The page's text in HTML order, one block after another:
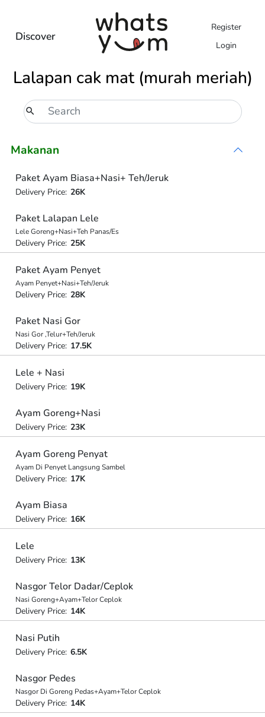
Discover
Register
Login
Lalapan cak mat (murah meriah)
Makanan
Paket Ayam Biasa+Nasi+ Teh/Jeruk
Delivery Price: 26K
Paket Lalapan Lele
Lele Goreng+Nasi+Teh Panas/Es
Delivery Price: 25K
Paket Ayam Penyet
Ayam Penyet+Nasi+Teh/Jeruk
Delivery Price: 28K
Paket Nasi Gor
Nasi Gor ,Telur+Teh/Jeruk
Delivery Price: 17.5K
Lele + Nasi
Delivery Price: 19K
Ayam Goreng+Nasi
Delivery Price: 23K
Ayam Goreng Penyat
Ayam Di Penyet Langsung Sambel
Delivery Price: 17K
Ayam Biasa
Delivery Price: 16K
Lele
Delivery Price: 13K
Nasgor Telor Dadar/Ceplok
Nasi Goreng+Ayam+Telor Ceplok
Delivery Price: 14K
Nasi Putih
Delivery Price: 6.5K
Nasgor Pedes
Nasgor Di Goreng Pedas+Ayam+Telor Ceplok
Delivery Price: 14K